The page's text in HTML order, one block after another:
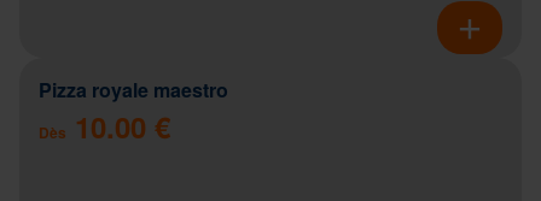
Pizza royale maestro
Dès 10.00 €